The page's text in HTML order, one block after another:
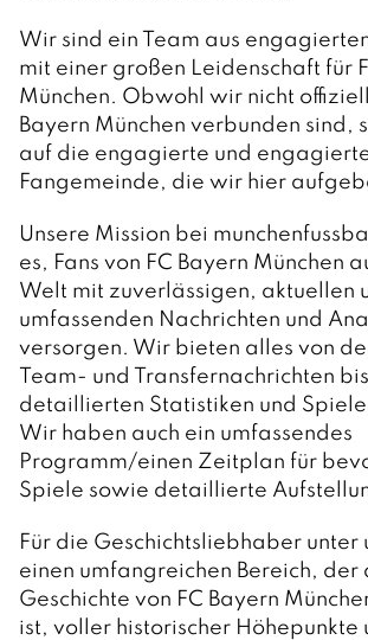
Wir sind ein Team aus
mit einer großen Leidenschaft für
München. Obwohl wir nicht
Bayern München verbunden sind,
auf die engagierte und
Fangemeinde, die wir hier
Unsere Mission bei
es, Fans von FC Bayern München
Welt mit zuverlässigen, aktuellen
umfassenden Nachrichten und
versorgen. Wir bieten alles von
Team- und Transfernachrichten
detaillierten Statistiken und
Wir haben auch ein umfassendes
Programm/einen Zeitplan für
Spiele sowie detaillierte
Für die Geschichtsliebhaber unter
einen umfangreichen Bereich, der
Geschichte von FC Bayern
ist, voller historischer Höhepunkte